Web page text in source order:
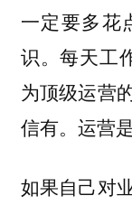
一定要多花
识。每天工
为顶级运营
信有。运营
如果自己对